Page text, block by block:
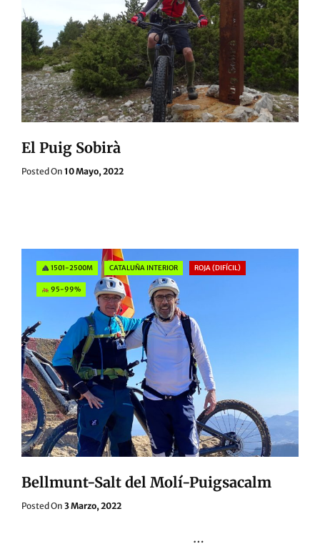
El Puig Sobirà
Posted On Posted
10 Mayo, 2022
Categories
1501-2500M CATALUÑA INTERIOR ROJA (DIFÍCIL)
95-99%
Bellmunt-Salt del Molí-Puigsacalm
Posted On Posted
3 Marzo, 2022
…